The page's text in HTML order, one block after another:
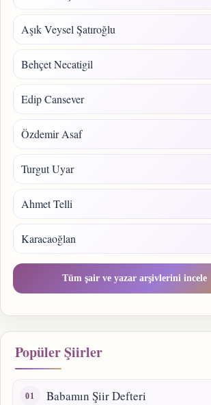
Aşık Veysel Şatıroğlu
Behçet Necatigil
Edip Cansever
Özdemir Asaf
Turgut Uyar
Ahmet Telli
Karacaoğlan
Tüm şair ve yazar arşivlerini incele
Popüler Şiirler
Babamın Şiir Defteri